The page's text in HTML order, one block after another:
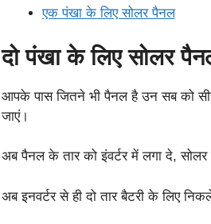
एक पंखा के लिए सोलर पैनल
दो पंखा के लिए सोलर
आपके पास जितने भी पैनल है उन सब को
जाएं।
अब पैनल के तार को इंवर्टर में लगा दे,
अब इनवर्टर से ही दो तार बैटरी के लिए